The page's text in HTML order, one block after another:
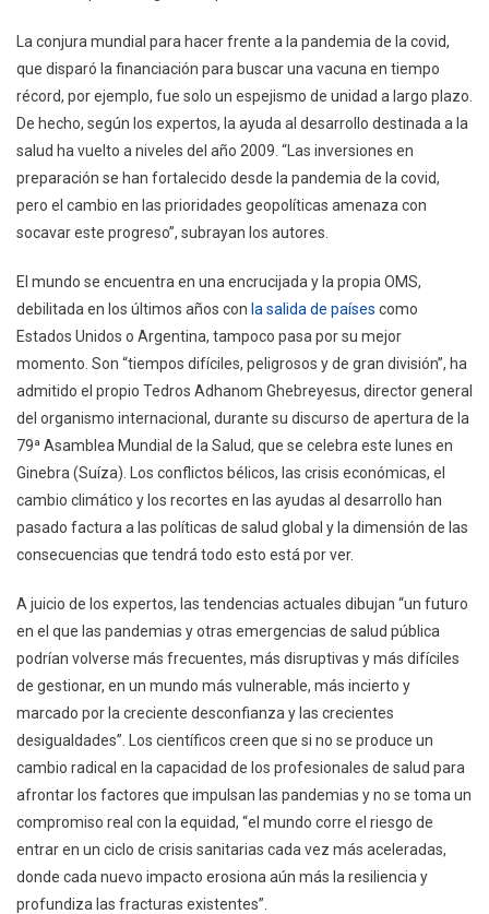
La conjura mundial para hacer frente a la pandemia de la covid,
que disparó la financiación para buscar una vacuna en tiempo
récord, por ejemplo, fue solo un espejismo de unidad a largo plazo.
De hecho, según los expertos, la ayuda al desarrollo destinada a la
salud ha vuelto a niveles del año 2009. “Las inversiones en
preparación se han fortalecido desde la pandemia de la covid,
pero el cambio en las prioridades geopolíticas amenaza con
socavar este progreso”, subrayan los autores.
El mundo se encuentra en una encrucijada y la propia OMS,
debilitada en los últimos años con la salida de países como
Estados Unidos o Argentina, tampoco pasa por su mejor
momento. Son “tiempos difíciles, peligrosos y de gran división”, ha
admitido el propio Tedros Adhanom Ghebreyesus, director general
del organismo internacional, durante su discurso de apertura de la
79ª Asamblea Mundial de la Salud, que se celebra este lunes en
Ginebra (Suíza). Los conflictos bélicos, las crisis económicas, el
cambio climático y los recortes en las ayudas al desarrollo han
pasado factura a las políticas de salud global y la dimensión de las
consecuencias que tendrá todo esto está por ver.
A juicio de los expertos, las tendencias actuales dibujan “un futuro
en el que las pandemias y otras emergencias de salud pública
podrían volverse más frecuentes, más disruptivas y más difíciles
de gestionar, en un mundo más vulnerable, más incierto y
marcado por la creciente desconfianza y las crecientes
desigualdades”. Los científicos creen que si no se produce un
cambio radical en la capacidad de los profesionales de salud para
afrontar los factores que impulsan las pandemias y no se toma un
compromiso real con la equidad, “el mundo corre el riesgo de
entrar en un ciclo de crisis sanitarias cada vez más aceleradas,
donde cada nuevo impacto erosiona aún más la resiliencia y
profundiza las fracturas existentes”.